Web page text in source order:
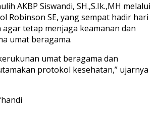
AKBP Siswandi, SH.,S.Ik.,MH melalui
Robinson SE, yang sempat hadir hari
tetap menjaga keamanan dan
umat beragama.
umat beragama dan
protokol kesehatan,” ujarnya